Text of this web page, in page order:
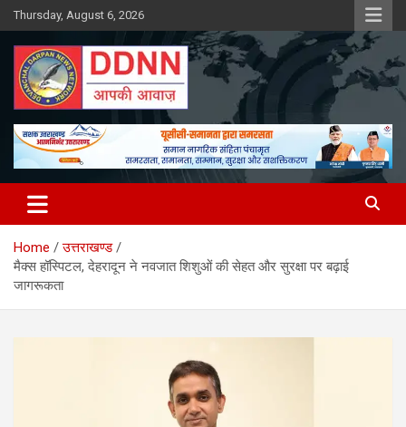
Skip
to
content
Thursday, August 6, 2026
DDNN
Home
उत्तराखण्ड
मैक्स हॉस्पिटल, देहरादून ने नवजात शिशुओं की सेहत और सुरक्षा पर बढ़ाई
जागरूकता